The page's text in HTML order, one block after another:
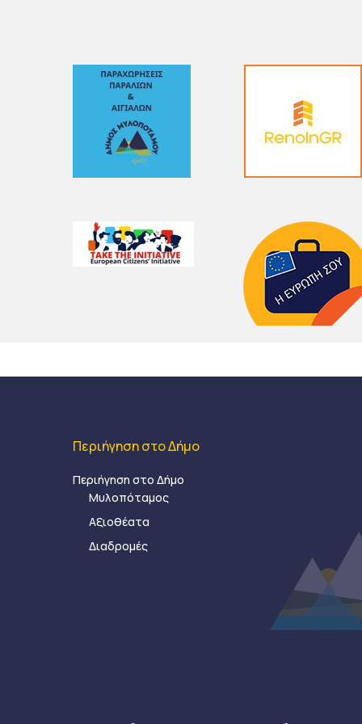
Περιήγηση στο Δήμο
Περιήγηση στο Δήμο
Μυλοπόταμος
Αξιοθέατα
Διαδρομές